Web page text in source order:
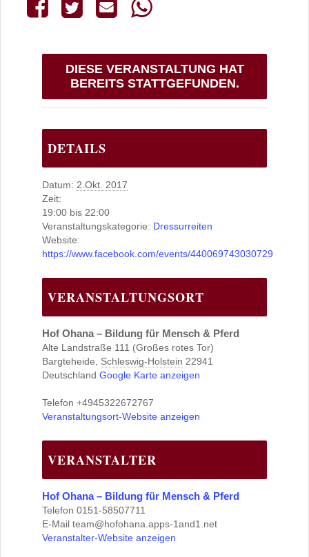
DIESE VERANSTALTUNG HAT
BEREITS STATTGEFUNDEN.
DETAILS
Datum: 2.Okt. 2017
Zeit:
19:00 bis 22:00
Veranstaltungskategorie: Dressurreiten
Website:
https://www.facebook.com/events/440069743030729
VERANSTALTUNGSORT
Hof Ohana – Bildung für Mensch & Pferd
Alte Landstraße 111 (Großes rotes Tor)
Bargteheide
Schleswig-Holstein 22941
Deutschland Google Karte anzeigen
Telefon +4945322672767
Veranstaltungsort-Website anzeigen
VERANSTALTER
Hof Ohana – Bildung für Mensch & Pferd
Telefon 0151-58507711
E-Mail team@hofohana.apps-1and1.net
Veranstalter-Website anzeigen